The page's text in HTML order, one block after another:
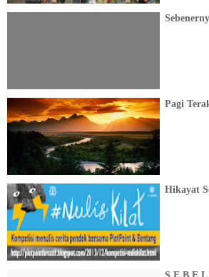
Pagi
Hikayat